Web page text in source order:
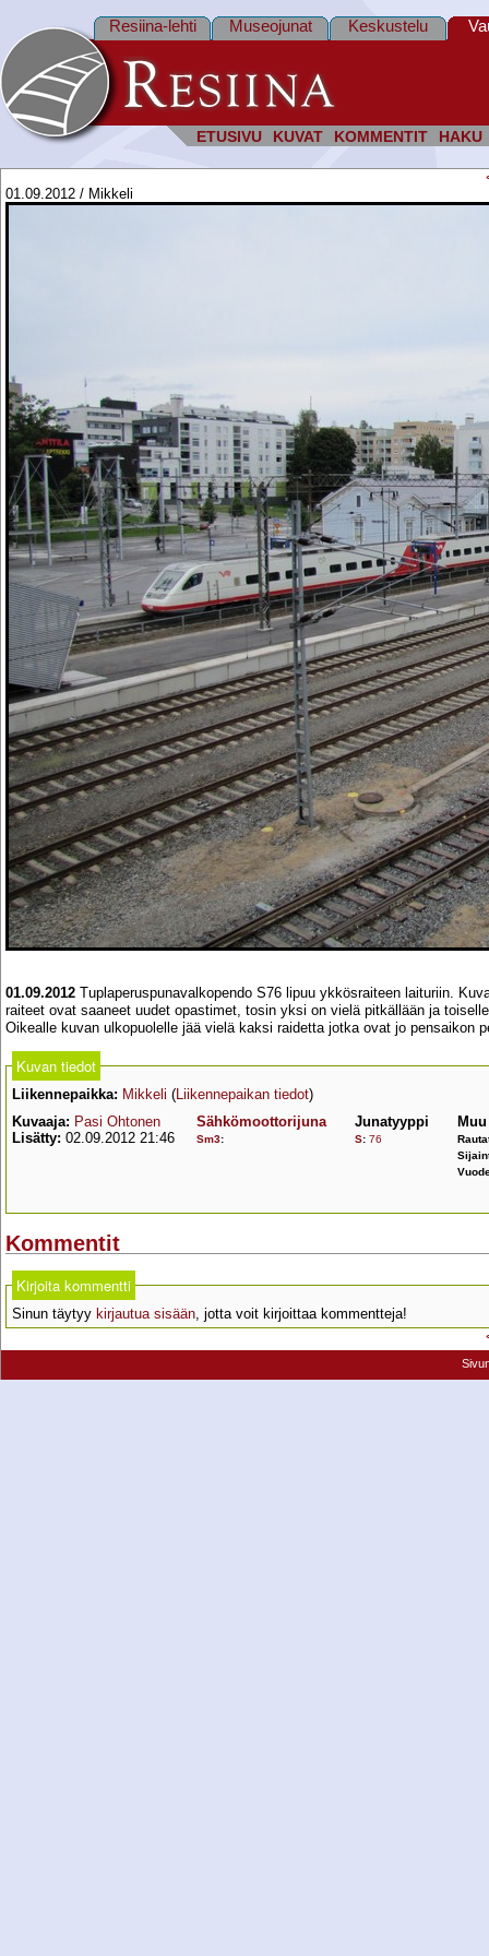
ETUSIVU KUVAT KOMMENTIT HAKU
Resiina-lehti Museojunat Keskustelu
01.09.2012 / Mikkeli
01.09.2012 Tuplaperuspunavalkopendo S76 lipuu ykkösraiteen laituriin.
raiteet ovat saaneet uudet opastimet, tosin yksi on vielä pitkällään ja
Oikealle kuvan ulkopuolelle jää vielä kaksi raidetta jotka ovat jo pensaikon
Kuvan tiedot
Liikennepaikka: Mikkeli (Liikennepaikan tiedot)
Kuvaaja: Pasi Ohtonen
Lisätty: 02.09.2012 21:46
Sähkömoottorijuna
Sm3:
Junatyyppi
S: 76
Kommentit
Kirjoita kommentti
Sinun täytyy kirjautua sisään, jotta voit kirjoittaa kommentteja!